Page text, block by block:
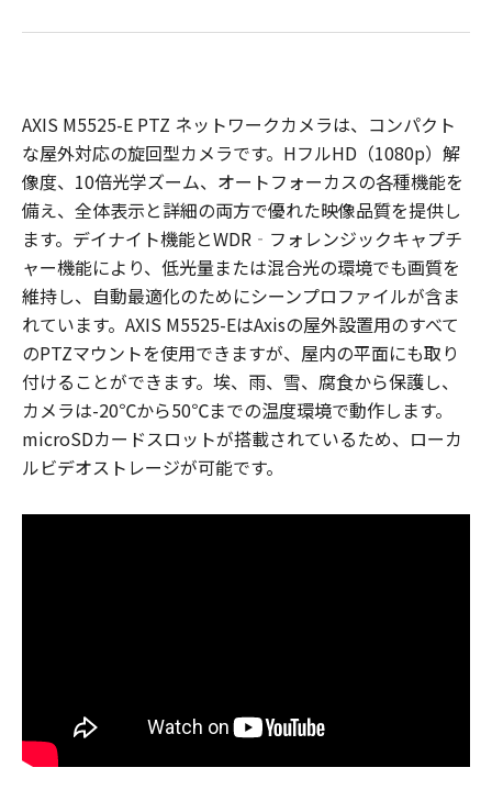
AXIS M5525-E PTZ ネットワークカメラは、コンパクト
な屋外対応の旋回型カメラです。HフルHD（1080p）解
像度、10倍光学ズーム、オートフォーカスの各種機能を
備え、全体表示と詳細の両方で優れた映像品質を提供し
ます。デイナイト機能とWDR‐フォレンジックキャプチ
ャー機能により、低光量または混合光の環境でも画質を
維持し、自動最適化のためにシーンプロファイルが含ま
れています。AXIS M5525-EはAxisの屋外設置用のすべて
のPTZマウントを使用できますが、屋内の平面にも取り
付けることができます。埃、雨、雪、腐食から保護し、
カメラは-20℃から50℃までの温度環境で動作します。
microSDカードスロットが搭載されているため、ローカ
ルビデオストレージが可能です。